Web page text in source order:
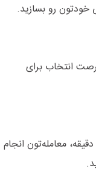
خودتون رو بسازید.
یعنی شما فرصت انتخاب برای
با گلدیکا، خداحافظی با صف‌های طولانی و معطلی! فقط کافیه چند تا کلیک ساده انجام بدید و در کمتر از ۵ دقیقه، معامله‌تون انجام